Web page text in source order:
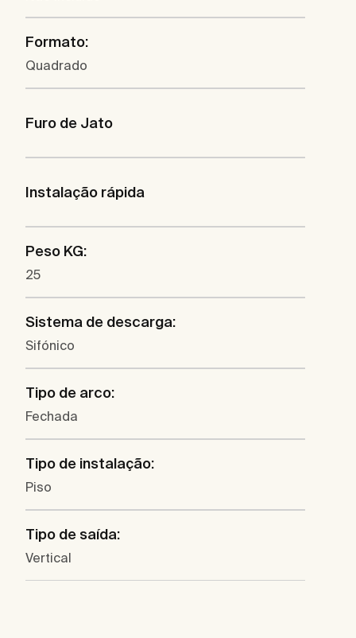
Formato:
Quadrado
Furo de Jato
Instalação rápida
Peso KG:
25
Sistema de descarga:
Sifónico
Tipo de arco:
Fechada
Tipo de instalação:
Piso
Tipo de saída:
Vertical